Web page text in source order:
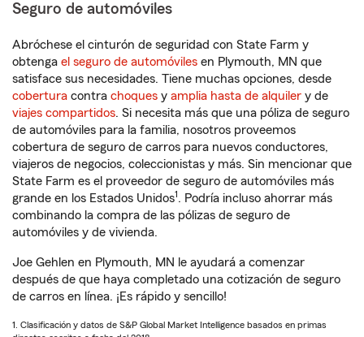
Seguro de automóviles
Abróchese el cinturón de seguridad con State Farm y
obtenga el seguro de automóviles en Plymouth, MN que
satisface sus necesidades. Tiene muchas opciones, desde
cobertura contra choques y amplia hasta de alquiler y de
viajes compartidos. Si necesita más que una póliza de seguro
de automóviles para la familia, nosotros proveemos
cobertura de seguro de carros para nuevos conductores,
viajeros de negocios, coleccionistas y más. Sin mencionar que
State Farm es el proveedor de seguro de automóviles más
grande en los Estados Unidos1. Podría incluso ahorrar más
combinando la compra de las pólizas de seguro de
automóviles y de vivienda.
Joe Gehlen en Plymouth, MN le ayudará a comenzar
después de que haya completado una cotización de seguro
de carros en línea. ¡Es rápido y sencillo!
1. Clasificación y datos de S&P Global Market Intelligence basados en primas